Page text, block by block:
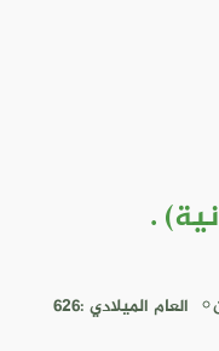
.
العام الميلادي :626